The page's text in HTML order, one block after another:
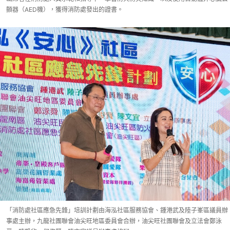
顫器（AED機），獲得消防處發出的證書。
「消防處社區應急先鋒」培訓計劃由海泓社區服務協會、鍾港武及陸子峯區議員辦
事處主辦，九龍社團聯會油尖旺地區委員會合辦，油尖旺社團聯會及立法會鄭泳